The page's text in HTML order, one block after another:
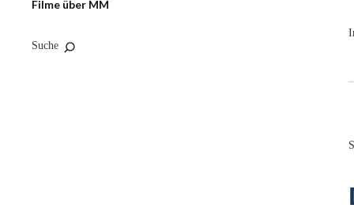
Filme über MM
Suche